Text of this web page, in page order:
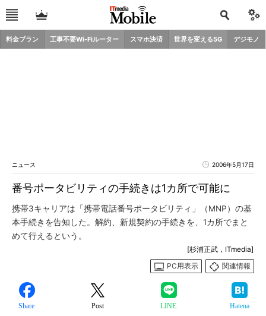
料金プラン 工事不要Wi-Fiルーター スマホ決済 世界を変える5G デジモノ
ニュース 2006年5月17日
番号ポータビリティの手続きは1カ所で可能に
携帯3キャリアは「携帯電話番号ポータビリティ」（MNP）の基
本手続きを告知した。解約、新規契約の手続きを、1カ所でまと
めて行えるという。
[杉浦正武，ITmedia]
PC用表示
関連情報
Share Post LINE Hatena